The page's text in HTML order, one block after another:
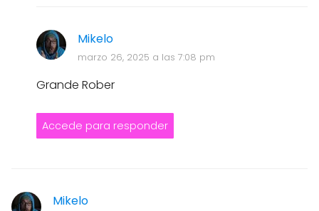
Mikelo
marzo 26, 2025 a las 7:08 pm
Grande Rober
Accede para responder
Mikelo